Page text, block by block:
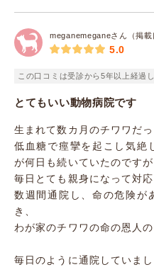
meganemeganeさん（掲載
5.0
この口コミは受診から5年以上経過
とてもいい動物病院です
生まれて数カ月のチワワだっ
低血糖で痙攣を起こし気絶
が何日も続いていたのですが
毎日とても親身になって対応
数週間通院し、命の危険が
き、
わが家のチワワの命の恩人の
毎日のように通院していまし